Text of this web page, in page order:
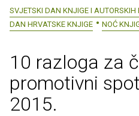
SVJETSKI DAN KNJIGE I AUTORSKIH
DAN HRVATSKE KNJIGE
NOĆ
10 razloga za
promotivni
2015.